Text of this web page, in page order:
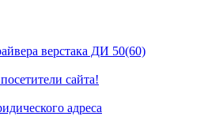
верстака ДИ 50(60)
сайта!
адреса